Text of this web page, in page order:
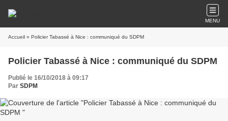
MENU
Accueil » Policier Tabassé à Nice : communiqué du SDPM
Policier Tabassé à Nice : communiqué du SDPM
Publié le 16/10/2018 à 09:17
Par SDPM